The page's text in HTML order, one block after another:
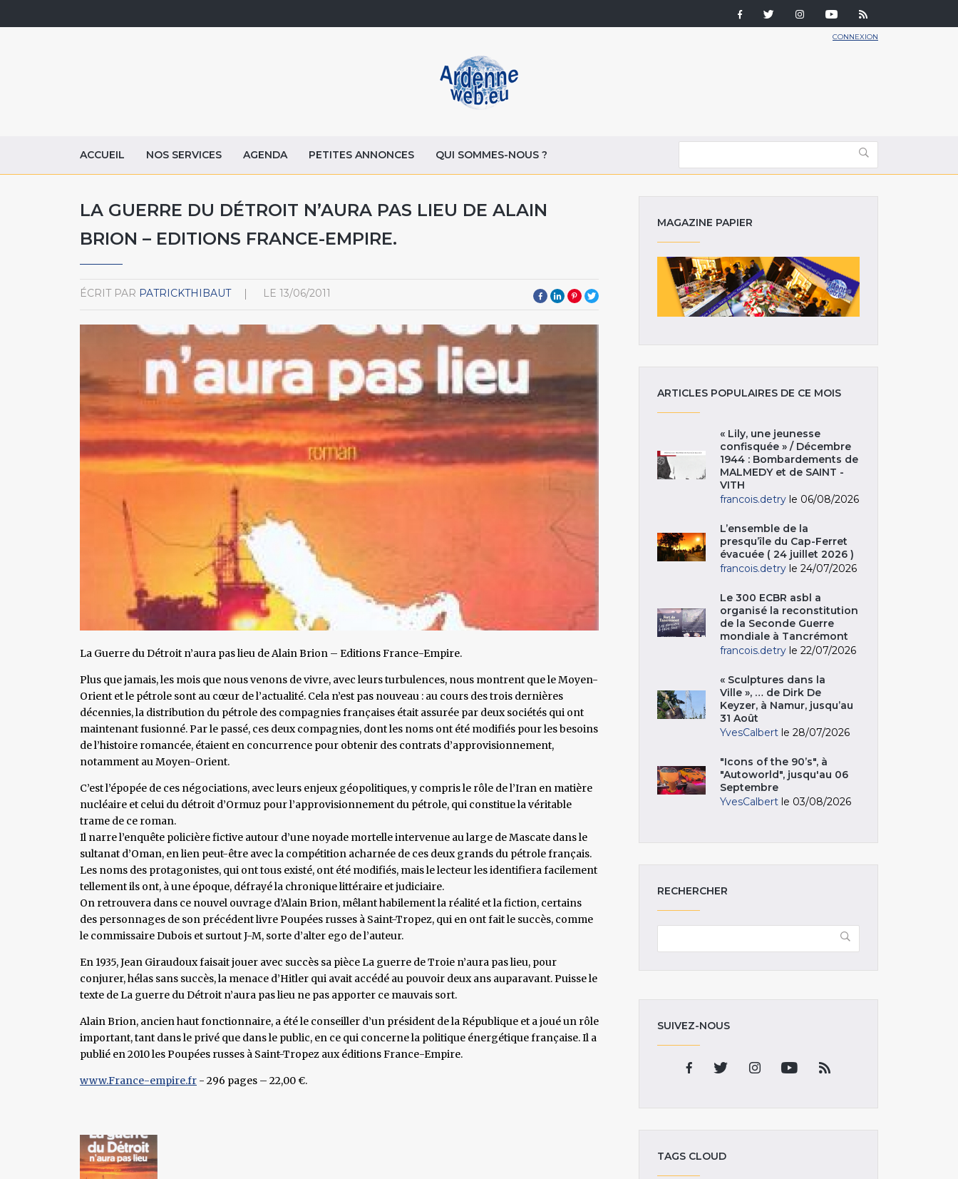
CONNEXION
ACCUEIL NOS SERVICES AGENDA PETITES ANNONCES QUI SOMMES-NOUS ?
LA GUERRE DU DÉTROIT N’AURA PAS LIEU DE ALAIN
BRION – EDITIONS FRANCE-EMPIRE.
ÉCRIT PAR PATRICKTHIBAUT LE 13/06/2011
La Guerre du Détroit n’aura pas lieu de Alain Brion – Editions France-Empire.
Plus que jamais, les mois que nous venons de vivre, avec leurs turbulences, nous montrent que le Moyen-
Orient et le pétrole sont au cœur de l’actualité. Cela n’est pas nouveau : au cours des trois dernières
décennies, la distribution du pétrole des compagnies françaises était assurée par deux sociétés qui ont
maintenant fusionné. Par le passé, ces deux compagnies, dont les noms ont été modifiés pour les besoins
de l’histoire romancée, étaient en concurrence pour obtenir des contrats d’approvisionnement,
notamment au Moyen-Orient.
C’est l’épopée de ces négociations, avec leurs enjeux géopolitiques, y compris le rôle de l’Iran en matière
nucléaire et celui du détroit d’Ormuz pour l’approvisionnement du pétrole, qui constitue la véritable
trame de ce roman.
Il narre l’enquête policière fictive autour d’une noyade mortelle intervenue au large de Mascate dans le
sultanat d’Oman, en lien peut-être avec la compétition acharnée de ces deux grands du pétrole français.
Les noms des protagonistes, qui ont tous existé, ont été modifiés, mais le lecteur les identifiera facilement
tellement ils ont, à une époque, défrayé la chronique littéraire et judiciaire.
On retrouvera dans ce nouvel ouvrage d’Alain Brion, mêlant habilement la réalité et la fiction, certains
des personnages de son précédent livre Poupées russes à Saint-Tropez, qui en ont fait le succès, comme
le commissaire Dubois et surtout J-M, sorte d’alter ego de l’auteur.
En 1935, Jean Giraudoux faisait jouer avec succès sa pièce La guerre de Troie n’aura pas lieu, pour
conjurer, hélas sans succès, la menace d’Hitler qui avait accédé au pouvoir deux ans auparavant. Puisse le
texte de La guerre du Détroit n’aura pas lieu ne pas apporter ce mauvais sort.
Alain Brion, ancien haut fonctionnaire, a été le conseiller d’un président de la République et a joué un rôle
important, tant dans le privé que dans le public, en ce qui concerne la politique énergétique française. Il a
publié en 2010 les Poupées russes à Saint-Tropez aux éditions France-Empire.
www.France-empire.fr - 296 pages – 22,00 €.
MAGAZINE PAPIER
ARTICLES POPULAIRES DE CE MOIS
« Lily, une jeunesse
confisquée » / Décembre
1944 : Bombardements de
MALMEDY et de SAINT -
VITH
francois.detry le 06/08/2026
L’ensemble de la
presqu’île du Cap-Ferret
évacuée ( 24 juillet 2026 )
francois.detry le 24/07/2026
Le 300 ECBR asbl a
organisé la reconstitution
de la Seconde Guerre
mondiale à Tancrémont
francois.detry le 22/07/2026
« Sculptures dans la
Ville », … de Dirk De
Keyzer, à Namur, jusqu’au
31 Août
YvesCalbert le 28/07/2026
"Icons of the 90’s", à
"Autoworld", jusqu'au 06
Septembre
YvesCalbert le 03/08/2026
RECHERCHER
SUIVEZ-NOUS
TAGS CLOUD